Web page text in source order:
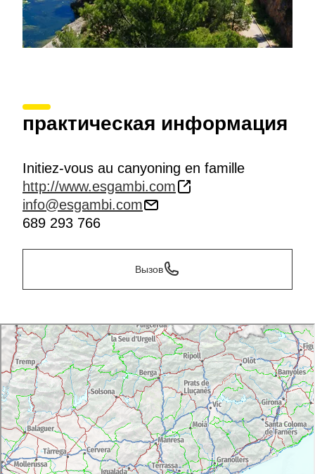
практическая информация
Initiez-vous au canyoning en famille
http://www.esgambi.com
info@esgambi.com
689 293 766
Вызов